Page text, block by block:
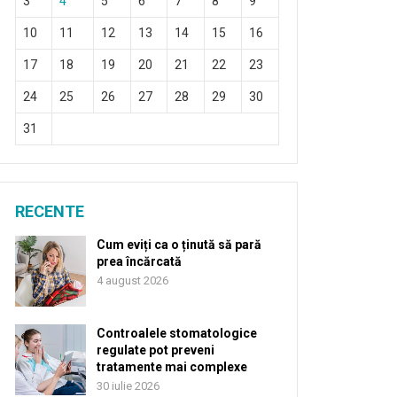
10 11 12 13 14 15 16
17 18 19 20 21 22 23
24 25 26 27 28 29 30
31
RECENTE
Cum eviți ca o ținută să pară
prea încărcată
4 august 2026
Controalele stomatologice
regulate pot preveni
tratamente mai complexe
30 iulie 2026